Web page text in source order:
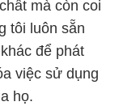
mà còn coi
tôi luôn sẵn
để phát
việc sử dụng
họ.